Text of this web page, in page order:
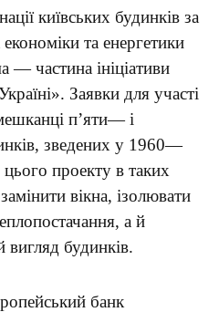
київських будинків за
та енергетики
частина ініціативи
Заявки для участі
п’яти— і
зведених у 1960—
проекту в таких
вікна, ізолювати
а й
вигляд будинків.
банк